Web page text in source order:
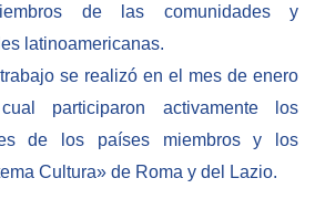
de las comunidades y
latinoamericanas.
se realizó en el mes de enero
participaron activamente los
de los países miembros y los
Cultura» de Roma y del Lazio.